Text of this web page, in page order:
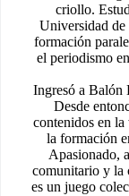
criollo.
Universidad de
formación
el periodismo
Ingresó a Balón
Desde
contenidos en
la formación
Apasionado,
comunitario y la
es un juego